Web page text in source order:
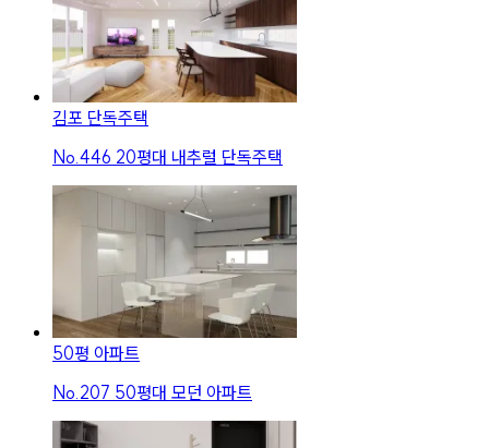
김포 단독주택
No. 446 20평대 내추럴 단독주택
50평 아파트
No. 207 50평대 모던 아파트